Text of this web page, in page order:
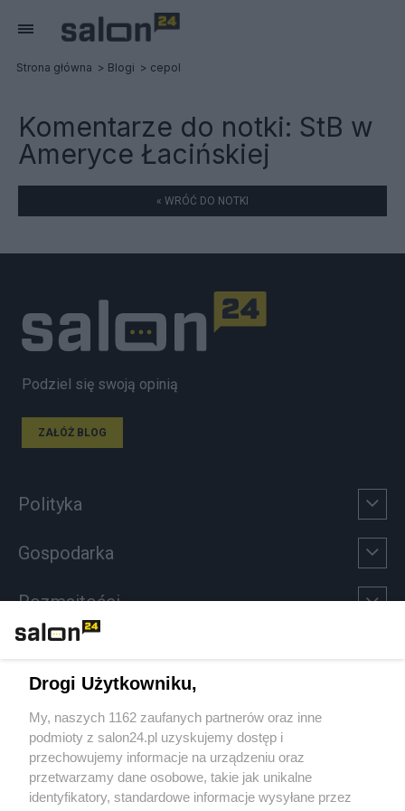
Strona główna Blogi cepol
Komentarze do notki: StB w
Ameryce Łacińskiej
« WRÓĆ DO NOTKI
Podziel się swoją opinią
ZAŁÓŻ BLOG
Polityka
Gospodarka
Rozmaitości
Sport
Społeczeństwo
Kultura
Drogi Użytkowniku,
My, naszych 1162 zaufanych partnerów oraz inne
podmioty z salon24.pl uzyskujemy dostęp i
przechowujemy informacje na urządzeniu oraz
przetwarzamy dane osobowe, takie jak unikalne
identyfikatory, standardowe informacje wysyłane przez